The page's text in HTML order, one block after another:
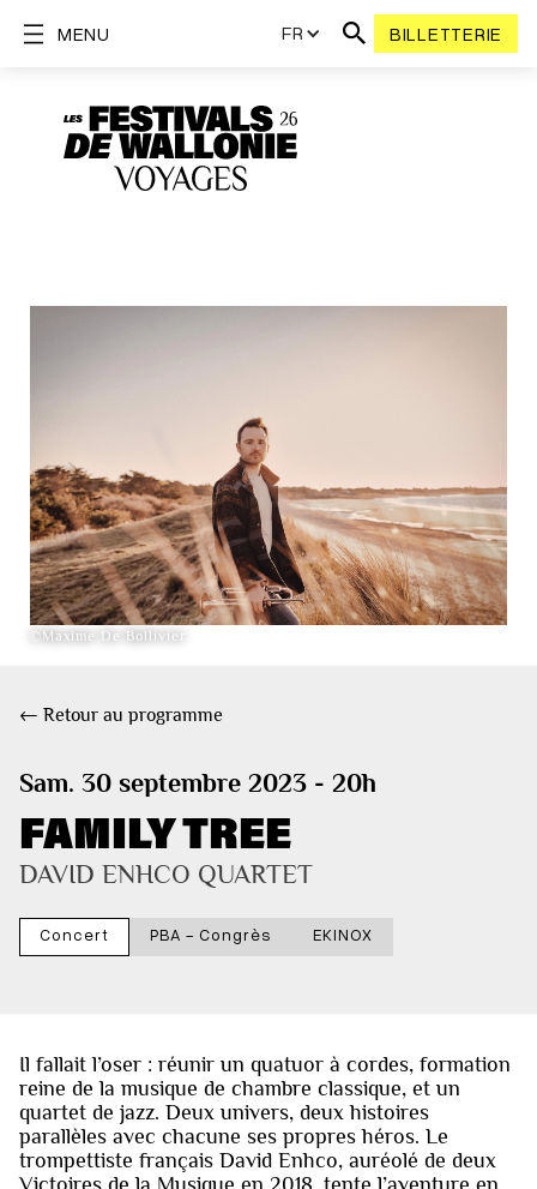
FR BILLETTERIE
MENU
©Maxime De Bollivier
← Retour au programme
Sam. 30 septembre 2023 - 20h
FAMILY TREE
DAVID ENHCO QUARTET
Concert PBA - Congrès EKINOX
Il fallait l’oser : réunir un quatuor à cordes, formation
reine de la musique de chambre classique, et un
quartet de jazz. Deux univers, deux histoires
parallèles avec chacune ses propres héros. Le
trompettiste français David Enhco, auréolé de deux
Victoires de la Musique en 2018, tente l’aventure en